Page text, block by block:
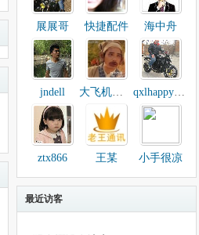
展展哥 快捷配件 海中舟
jndell 大飞机卖黑莓 qxlhappymm
ztx866 王某 小手很凉
最近访客